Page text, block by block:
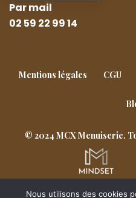
Par mail
02 59 22 99 14
Mentions légales CGU
© 2024 MCX Menuiserie.
Nous utilisons des cookies